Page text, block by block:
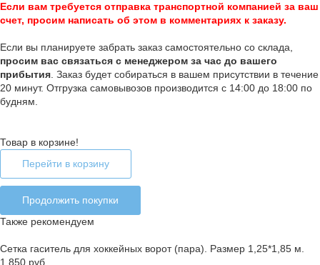
Если вам требуется отправка транспортной компанией за ваш
счет, просим написать об этом в комментариях к заказу.
Если вы планируете забрать заказ самостоятельно со склада,
просим вас связаться с менеджером за час до вашего
прибытия . Заказ будет собираться в вашем присутствии в течение
20 минут. Отгрузка самовывозов производится с 14:00 до 18:00 по
будням.
Товар в корзине!
Перейти в корзину
Продолжить покупки
Также рекомендуем
Сетка гаситель для хоккейных ворот (пара). Размер 1,25*1,85 м.
1 850 руб.